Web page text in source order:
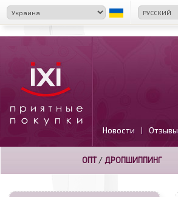
Новости | Отзывы
ОПТ/ ДРОПШИППИНГ